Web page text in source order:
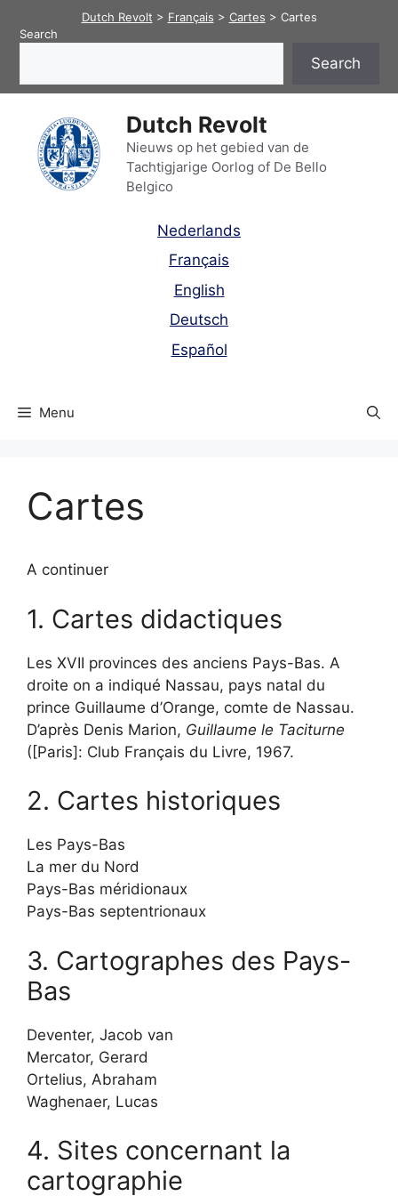
Dutch Revolt > Français > Cartes > Cartes
Search
Search
Dutch Revolt
Nieuws op het gebied van de
Tachtigjarige Oorlog of De Bello
Belgico
Nederlands
Français
English
Deutsch
Español
Menu
Cartes
A continuer
1. Cartes didactiques
Les XVII provinces des anciens Pays-Bas. A
droite on a indiqué Nassau, pays natal du
prince Guillaume d’Orange, comte de Nassau.
D’après Denis Marion, Guillaume le Taciturne
([Paris]: Club Français du Livre, 1967.
2. Cartes historiques
Les Pays-Bas
La mer du Nord
Pays-Bas méridionaux
Pays-Bas septentrionaux
3. Cartographes des Pays-
Bas
Deventer, Jacob van
Mercator, Gerard
Ortelius, Abraham
Waghenaer, Lucas
4. Sites concernant la
cartographie